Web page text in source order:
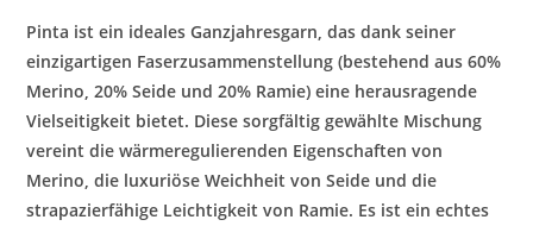
Pinta ist ein ideales Ganzjahresgarn, das dank seiner
einzigartigen Faserzusammenstellung (bestehend aus 60%
Merino, 20% Seide und 20% Ramie) eine herausragende
Vielseitigkeit bietet. Diese sorgfältig gewählte Mischung
vereint die wärmeregulierenden Eigenschaften von
Merino, die luxuriöse Weichheit von Seide und die
strapazierfähige Leichtigkeit von Ramie. Es ist ein echtes